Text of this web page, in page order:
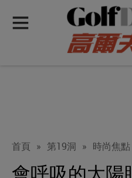
首頁 » 第19洞 » 時尚焦點